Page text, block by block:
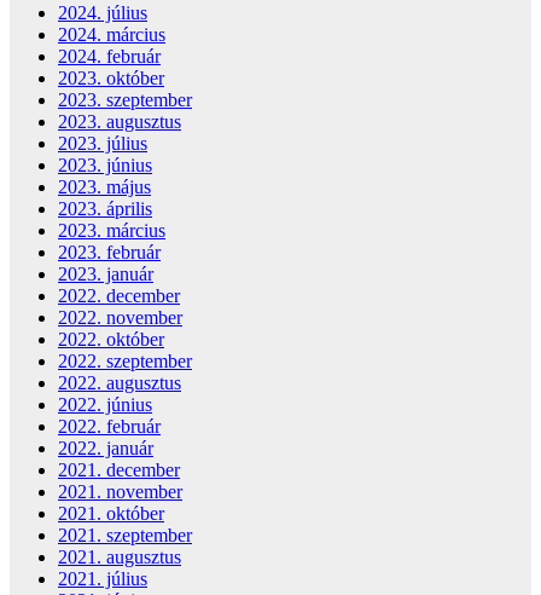
2024. július
2024. március
2024. február
2023. október
2023. szeptember
2023. augusztus
2023. július
2023. június
2023. május
2023. április
2023. március
2023. február
2023. január
2022. december
2022. november
2022. október
2022. szeptember
2022. augusztus
2022. június
2022. február
2022. január
2021. december
2021. november
2021. október
2021. szeptember
2021. augusztus
2021. július